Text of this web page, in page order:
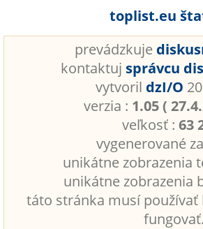
toplist.eu
prevádzkuje
kontaktuj správcu
vytvoril dzI/O
verzia : 1.05 (
veľkosť :63
vygenerované
unikátne zobrazenia
unikátne zobrazenia
táto stránka musí